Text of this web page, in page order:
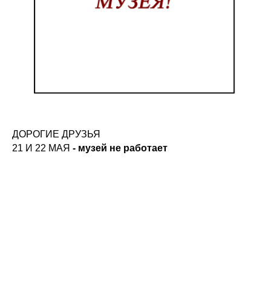
ДОРОГИЕ ДРУЗЬЯ
21 И 22 МАЯ - музей не работает